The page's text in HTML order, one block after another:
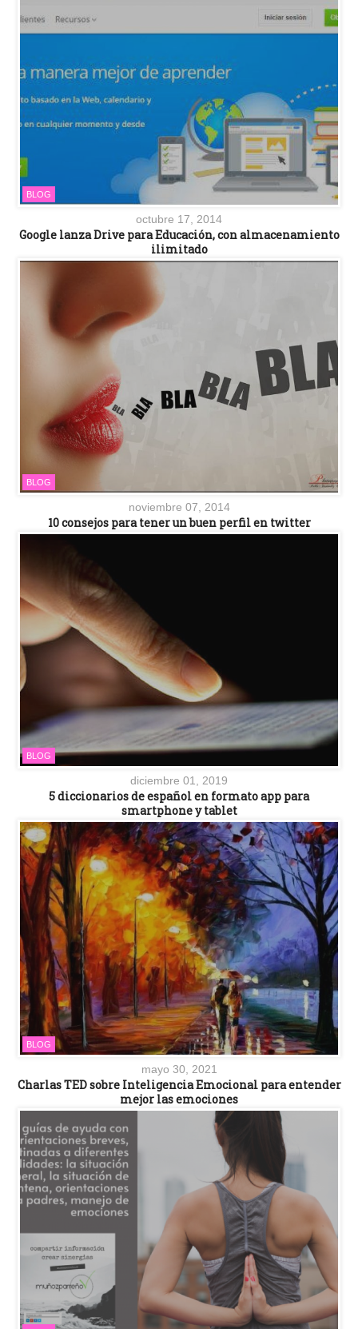
BLOG
octubre 17, 2014
Google lanza Drive para Educación, con almacenamiento
ilimitado
BLOG
noviembre 07, 2014
10 consejos para tener un buen perfil en twitter
BLOG
diciembre 01, 2019
5 diccionarios de español en formato app para
smartphone y tablet
BLOG
mayo 30, 2021
Charlas TED sobre Inteligencia Emocional para entender
mejor las emociones